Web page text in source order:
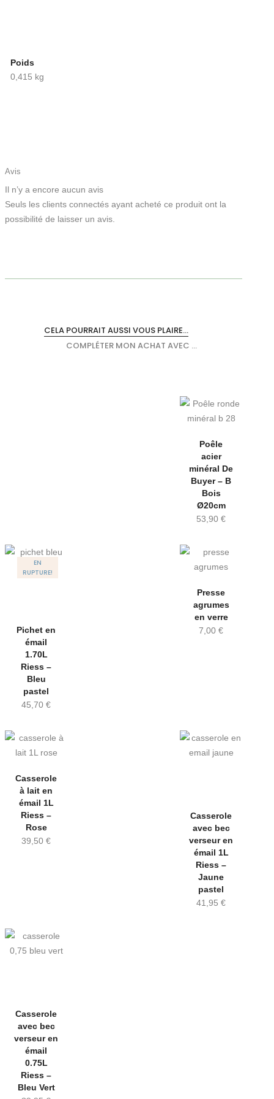
Poids
0,415 kg
Avis
Il n’y a encore aucun avis
Seuls les clients connectés ayant acheté ce produit ont la
possibilité de laisser un avis.
CELA POURRAIT AUSSI VOUS PLAIRE...
COMPLÉTER MON ACHAT AVEC ...
Poêle
acier
minéral De
Buyer – B
Bois
Ø20cm
53,90 €
EN
RUPTURE!
Pichet en
émail
1.70L
Riess –
Bleu
pastel
45,70 €
Presse
agrumes
en verre
7,00 €
Casserole
à lait en
émail 1L
Riess –
Rose
39,50 €
Casserole
avec bec
verseur en
émail 1L
Riess –
Jaune
pastel
41,95 €
Casserole
avec bec
verseur en
émail
0.75L
Riess –
Bleu Vert